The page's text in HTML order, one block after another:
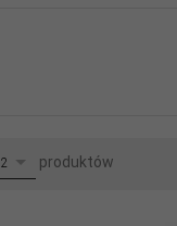
produktów